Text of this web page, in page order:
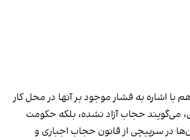
با اشاره به فشار موجود بر آنها در محل کار
می‌گویند حجاب آزاد نشده، بلکه حکومت
در سرپیچی از قانون حجاب اجباری و